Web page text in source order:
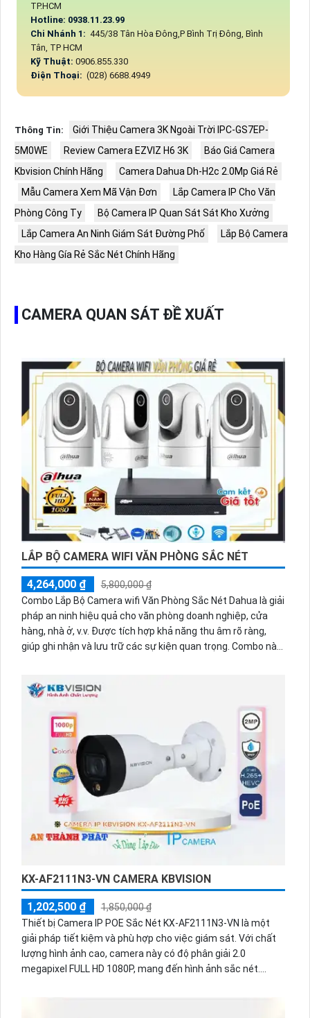
TP.HCM
Hotline: 0938.11.23.99
Chi Nhánh 1: 445/38 Tân Hòa Đông,P Bình Trị Đông, Bình
Tân, TP HCM
Kỹ Thuật: 0906.855.330
Điện Thoại: (028) 6688.4949
Thông Tin:
Giới Thiệu Camera 3K Ngoài Trời IPC-GS7EP-
5M0WE
Review Camera EZVIZ H6 3K
Báo Giá Camera
Kbvision Chính Hãng
Camera Dahua Dh-H2c 2.0Mp Giá Rẻ
Mẫu Camera Xem Mã Vận Đơn
Lắp Camera IP Cho Văn
Phòng Công Ty
Bộ Camera IP Quan Sát Sát Kho Xưởng
Lắp Camera An Ninh Giám Sát Đường Phố
Lắp Bộ Camera
Kho Hàng Gía Rẻ Sắc Nét Chính Hãng
CAMERA QUAN SÁT ĐỀ XUẤT
LẮP BỘ CAMERA WIFI VĂN PHÒNG SẮC NÉT
4,264,000 ₫
5,800,000 ₫
Combo Lắp Bộ Camera wifi Văn Phòng Sắc Nét Dahua là giải
pháp an ninh hiệu quả cho văn phòng doanh nghiệp, cửa
hàng, nhà ở, v.v. Được tích hợp khả năng thu âm rõ ràng,
giúp ghi nhận và lưu trữ các sự kiện quan trọng. Combo này
bị chênh lệch. Ngoài ra, ưu điểm của combo này là chiết
KX-AF2111N3-VN CAMERA KBVISION
1,202,500 ₫
1,850,000 ₫
Thiết bị Camera IP POE Sắc Nét KX-AF2111N3-VN là một
giải pháp tiết kiệm và phù hợp cho việc giám sát. Với chất
lượng hình ảnh cao, camera này có độ phân giải 2.0
megapixel FULL HD 1080P, mang đến hình ảnh sắc nét.